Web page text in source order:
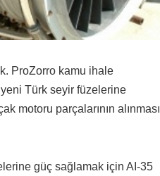
ProZorro kamu ihale
Türk seyir füzelerine
motoru parçalarının alınması
güç sağlamak için AI-35